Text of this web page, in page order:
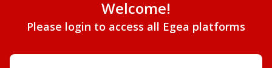
Welcome!
Please login to access all Egea platforms